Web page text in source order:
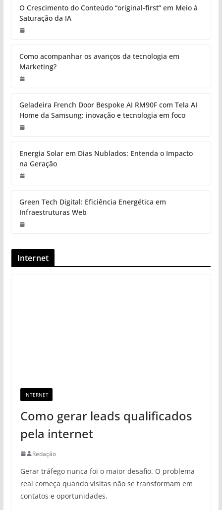
O Crescimento do Conteúdo “original-first” em Meio à
Saturação da IA
Como acompanhar os avanços da tecnologia em
Marketing?
Geladeira French Door Bespoke AI RM90F com Tela AI
Home da Samsung: inovação e tecnologia em foco
Energia Solar em Dias Nublados: Entenda o Impacto
na Geração
Green Tech Digital: Eficiência Energética em
Infraestruturas Web
Internet
INTERNET
Como gerar leads qualificados
pela internet
Redação
Gerar tráfego nunca foi o maior desafio. O problema
real começa quando visitas não se transformam em
contatos e oportunidades.